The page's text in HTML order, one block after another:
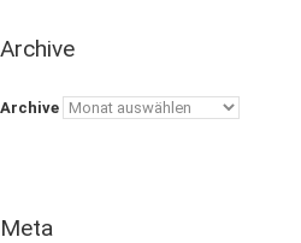
Archive
Archive
Meta